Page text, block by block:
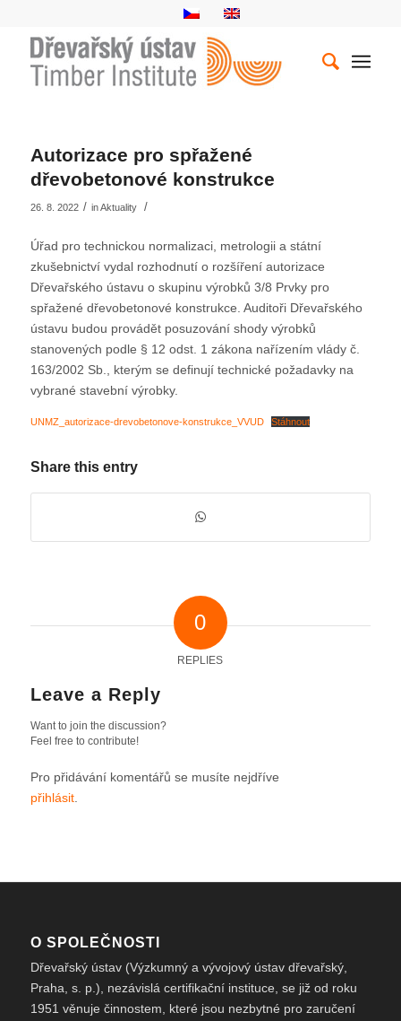
Autorizace pro spřažené
dřevobetonové konstrukce
26. 8. 2022 / inAktuality /
Úřad pro technickou normalizaci, metrologii a státní
zkušebnictví vydal rozhodnutí o rozšíření autorizace
Dřevařského ústavu o skupinu výrobků 3/8 Prvky pro
spřažené dřevobetonové konstrukce. Auditoři Dřevařského
ústavu budou provádět posuzování shody výrobků
stanovených podle § 12 odst. 1 zákona nařízením vlády č.
163/2002 Sb., kterým se definují technické požadavky na
vybrané stavební výrobky.
UNMZ_autorizace-drevobetonove-konstrukce_VVUD Stáhnout
Share this entry
0
REPLIES
Leave a Reply
Want to join the discussion?
Feel free to contribute!
Pro přidávání komentářů se musíte nejdříve
přihlásit.
O SPOLEČNOSTI
Dřevařský ústav (Výzkumný a vývojový ústav dřevařský,
Praha, s. p.), nezávislá certifikační instituce, se již od roku
1951 věnuje činnostem, které jsou nezbytné pro zaručení